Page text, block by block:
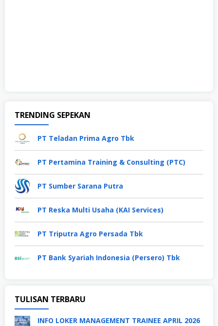
TRENDING SEPEKAN
PT Teladan Prima Agro Tbk
PT Pertamina Training & Consulting (PTC)
PT Sumber Sarana Putra
PT Reska Multi Usaha (KAI Services)
PT Triputra Agro Persada Tbk
PT Bank Syariah Indonesia (Persero) Tbk
TULISAN TERBARU
INFO LOKER MANAGEMENT TRAINEE APRIL 2026